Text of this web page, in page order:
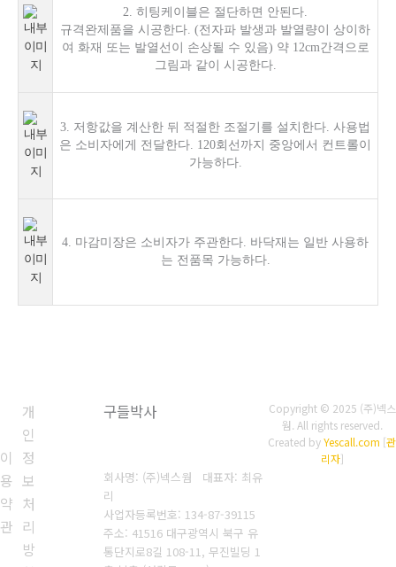
2. 히팅케이블은 절단하면 안된다.
규격완제품을 시공한다. (전자파 발생과 발열량이 상이하
여 화재 또는 발열선이 손상될 수 있음) 약 12cm간격으로
그림과 같이 시공한다.
3. 저항값을 계산한 뒤 적절한 조절기를 설치한다. 사용법
은 소비자에게 전달한다. 120회선까지 중앙에서 컨트롤이
가능하다.
4. 마감미장은 소비자가 주관한다. 바닥재는 일반 사용하
는 전품목 가능하다.
이
용
약
관
개
인
정
보
처
리
방
구들박사
회사명: (주)넥스웜 대표자: 최유
리
사업자등록번호: 134-87-39115
주소: 41516 대구광역시 북구 유
통단지로8길 108-11, 무진빌딩 1
Copyright © 2025 (주)넥스
웜. All rights reserved.
Created byYescall.com [관
리자]